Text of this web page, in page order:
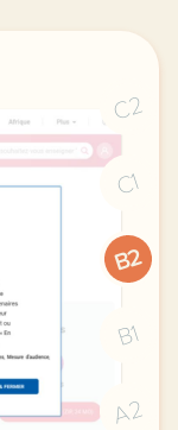
C2
C1
B2
B1
A2